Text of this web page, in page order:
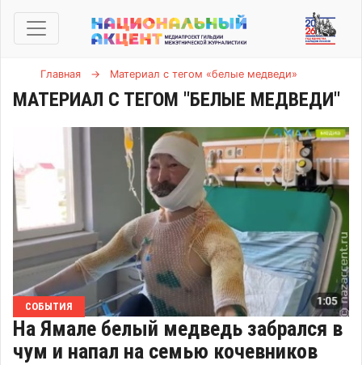
Главная → Материал с тегом «белые медведи»
МАТЕРИАЛ С ТЕГОМ "БЕЛЫЕ МЕДВЕДИ"
СОБЫТИЯ
На Ямале белый медведь забрался в
чум и напал на семью кочевников